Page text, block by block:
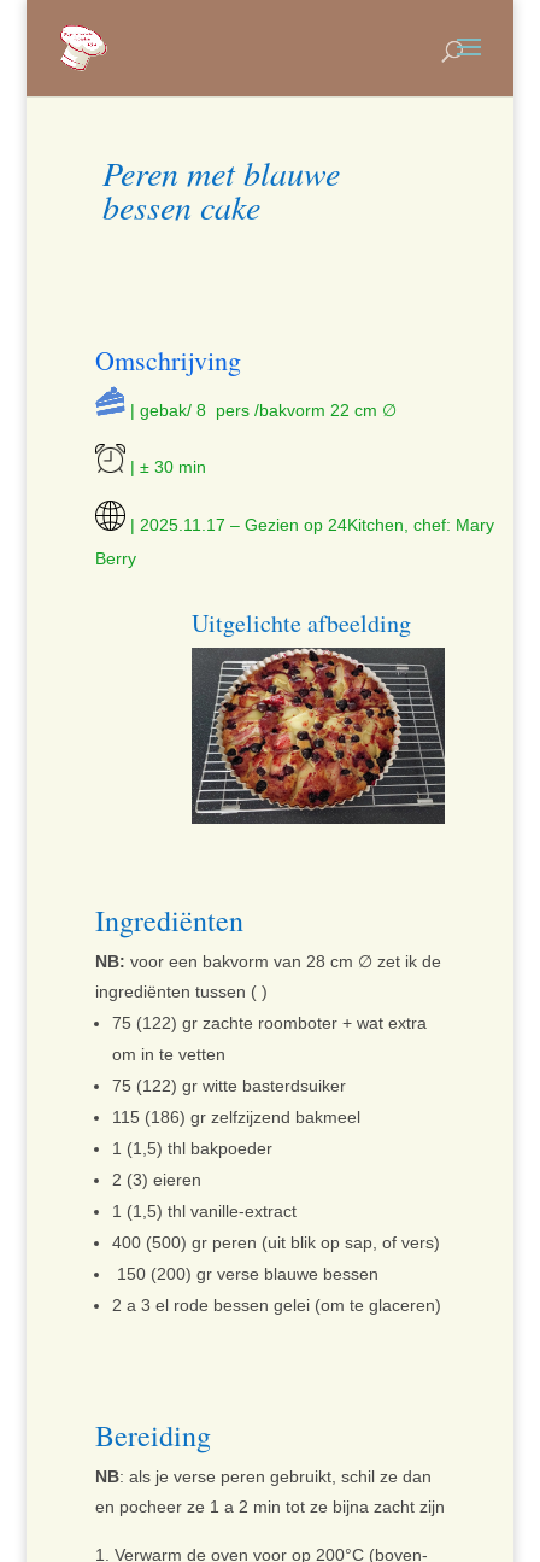
Peren met blauwe
bessen cake
Omschrijving
| gebak/ 8 pers /bakvorm 22 cm ∅
| ± 30 min
| 2025.11.17 – Gezien op 24Kitchen, chef: Mary
Berry
Uitgelichte afbeelding
Ingrediënten
NB: voor een bakvorm van 28 cm ∅ zet ik de
ingrediënten tussen ( )
75 (122) gr zachte roomboter + wat extra
om in te vetten
75 (122) gr witte basterdsuiker
115 (186) gr zelfzijzend bakmeel
1 (1,5) thl bakpoeder
2 (3) eieren
1 (1,5) thl vanille-extract
400 (500) gr peren (uit blik op sap, of vers)
150 (200) gr verse blauwe bessen
2 a 3 el rode bessen gelei (om te glaceren)
Bereiding
NB: als je verse peren gebruikt, schil ze dan
en pocheer ze 1 a 2 min tot ze bijna zacht zijn
Verwarm de oven voor op 200°C (boven-